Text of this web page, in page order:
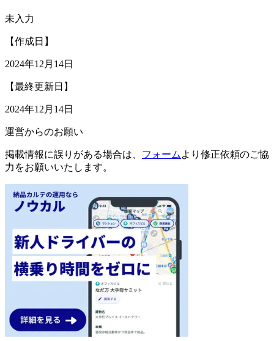
未入力
【作成日】
2024年12月14日
【最終更新日】
2024年12月14日
運営からのお願い
掲載情報に誤りがある場合は、 フォーム より修正依頼のご協
力をお願いいたします。